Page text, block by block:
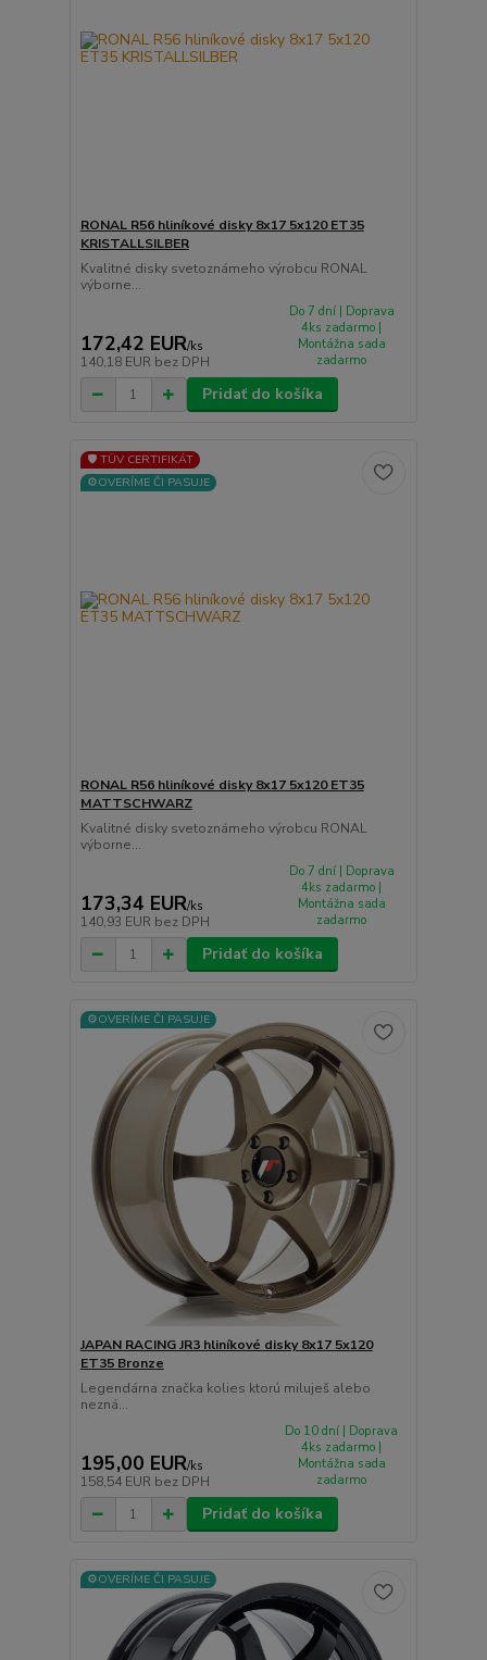
RONAL R56 hliníkové disky 8x17 5x120 ET35
KRISTALLSILBER
Kvalitné disky svetoznámeho výrobcu RONAL
výborne...
172,42 EUR/ks
140,18 EUR bez DPH
Do 7 dní | Doprava
4ks zadarmo |
Montážna sada
zadarmo
Pridať do košíka
🛡️ TÜV CERTIFIKÁT
⚙️OVERÍME ČI PASUJE
RONAL R56 hliníkové disky 8x17 5x120 ET35
MATTSCHWARZ
Kvalitné disky svetoznámeho výrobcu RONAL
výborne...
173,34 EUR/ks
140,93 EUR bez DPH
Do 7 dní | Doprava
4ks zadarmo |
Montážna sada
zadarmo
Pridať do košíka
⚙️OVERÍME ČI PASUJE
JAPAN RACING JR3 hliníkové disky 8x17 5x120
ET35 Bronze
Legendárna značka kolies ktorú miluješ alebo
nezná...
195,00 EUR/ks
158,54 EUR bez DPH
Do 10 dní | Doprava
4ks zadarmo |
Montážna sada
zadarmo
Pridať do košíka
⚙️OVERÍME ČI PASUJE